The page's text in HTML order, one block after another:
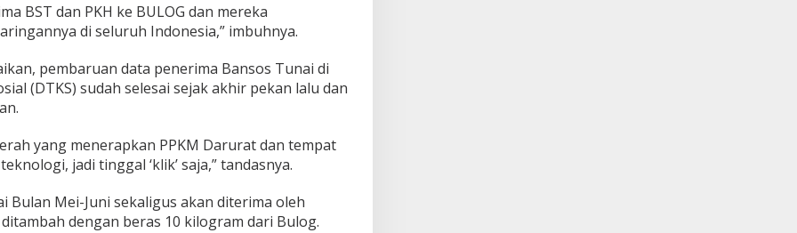
BST dan PKH ke BULOG dan mereka
di seluruh Indonesia,” imbuhnya.
pembaruan data penerima Bansos Tunai di
(DTKS) sudah selesai sejak akhir pekan lalu dan
yang menerapkan PPKM Darurat dan tempat
jadi tinggal ‘klik’ saja,” tandasnya.
Bulan Mei-Juni sekaligus akan diterima oleh
dengan beras 10 kilogram dari Bulog.